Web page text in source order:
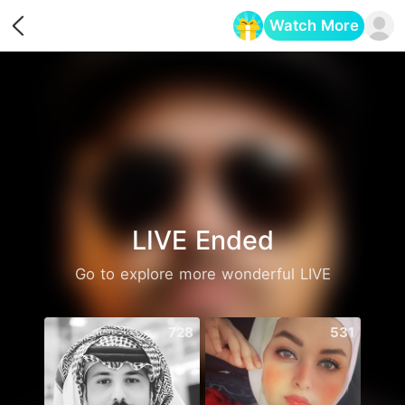
Watch More
LIVE Ended
Go to explore more wonderful LIVE
728 531